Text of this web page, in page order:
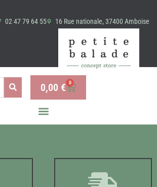
02 47 79 64 55 16 Rue nationale, 37400 Amboise
0,00 € 0
Panier